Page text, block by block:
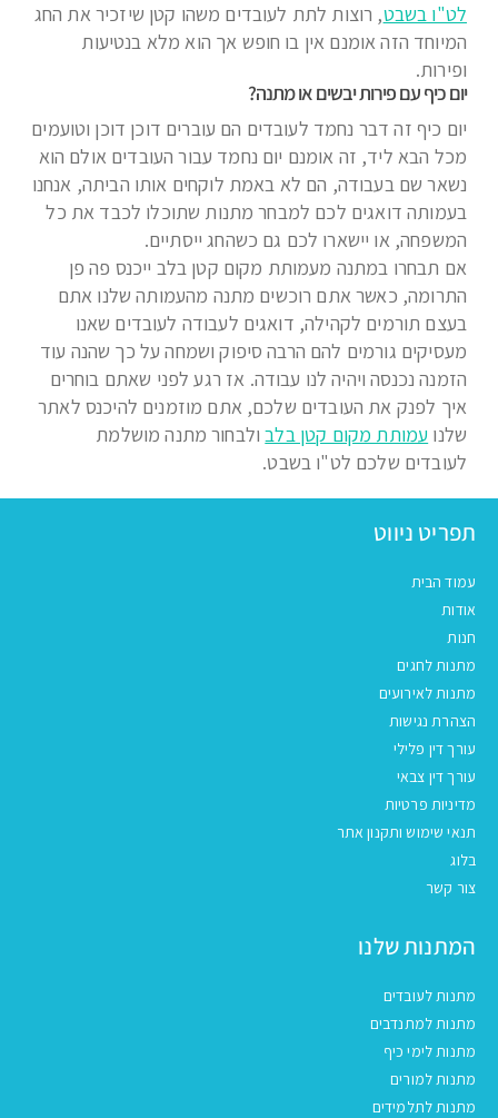
לט"ו בשבט, רוצות לתת לעובדים משהו קטן שיזכיר את החג
המיוחד הזה אומנם אין בו חופש אך הוא מלא בנטיעות
ופירות.
יום כיף עם פירות יבשים או מתנה?
יום כיף זה דבר נחמד לעובדים הם עוברים דוכן דוכן וטועמים
מכל הבא ליד, זה אומנם יום נחמד עבור העובדים אולם הוא
נשאר שם בעבודה, הם לא באמת לוקחים אותו הביתה, אנחנו
בעמותה דואגים לכם למבחר מתנות שתוכלו לכבד את כל
המשפחה, או יישארו לכם גם כשהחג ייסתיים.
אם תבחרו במתנה מעמותת מקום קטן בלב ייכנס פה פן
התרומה, כאשר אתם רוכשים מתנה מהעמותה שלנו אתם
בעצם תורמים לקהילה, דואגים לעבודה לעובדים שאנו
מעסיקים גורמים להם הרבה סיפוק ושמחה על כך שהנה עוד
הזמנה נכנסה ויהיה לנו עבודה. אז רגע לפני שאתם בוחרים
איך לפנק את העובדים שלכם, אתם מוזמנים להיכנס לאתר
שלנו עמותת מקום קטן בלבולבחור מתנה מושלמת
לעובדים שלכם לט"ו בשבט.
תפריט ניווט
עמוד הבית
אודות
חנות
מתנות לחגים
מתנות לאירועים
הצהרת נגישות
עורך דין פלילי
עורך דין צבאי
מדיניות פרטיות
תנאי שימוש ותקנון אתר
בלוג
צור קשר
המתנות שלנו
מתנות לעובדים
מתנות למתנדבים
מתנות לימי כיף
מתנות למורים
מתנות לתלמידים